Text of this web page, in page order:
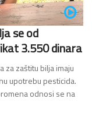
se od
3.550 dinara
zaštitu bilja imaju
upotrebu pesticida.
odnosi se na